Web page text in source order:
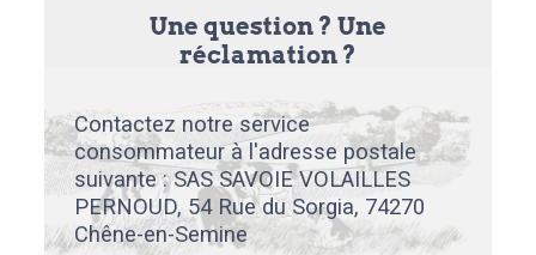
Une question ? Une
réclamation ?
Contactez notre service
consommateur à l'adresse postale
suivante : SAS SAVOIE VOLAILLES
PERNOUD, 54 Rue du Sorgia, 74270
Chêne-en-Semine